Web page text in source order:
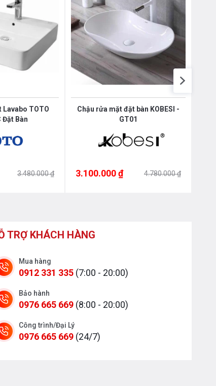
Lavabo TOTO
Đặt Bàn
3.480.000 ₫
Chậu rửa mặt đặt bàn KOBESI -
GT01
3.100.000 ₫ 4.780.000 ₫
TRỢ KHÁCH HÀNG
Mua hàng
0912 331 335 (7:00 - 20:00)
Bảo hành
0976 665 669 (8:00 - 20:00)
Công trình/Đại Lý
0976 665 669 (24/7)